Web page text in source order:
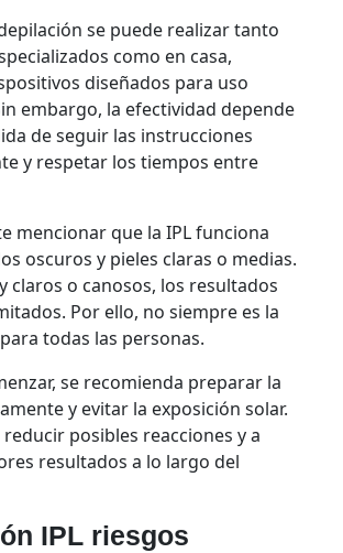
se puede realizar tanto
como en casa,
diseñados para uso
embargo, la efectividad depende
de seguir las instrucciones
y respetar los tiempos entre
mencionar que la IPL funciona
oscuros y pieles claras o medias.
claros o canosos, los resultados
Por ello, no siempre es la
todas las personas.
se recomienda preparar la
y evitar la exposición solar.
reducir posibles reacciones y a
resultados a lo largo del
IPL riesgos